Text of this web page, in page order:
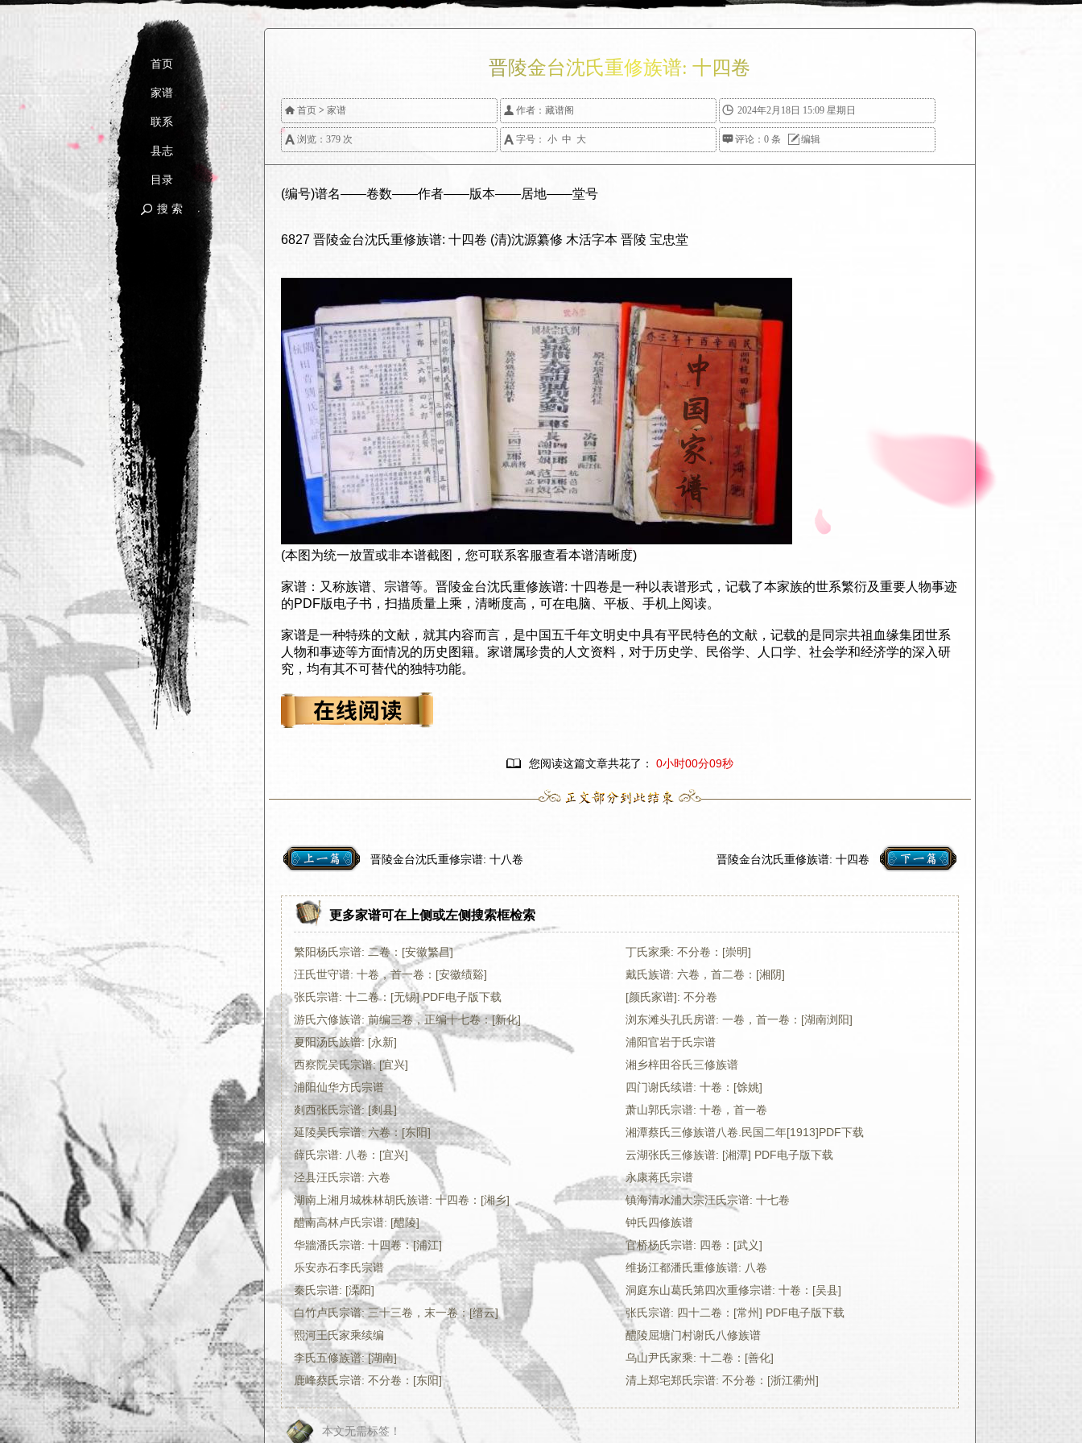
首页
家谱
联系
县志
目录
 搜 索
晋陵金台沈氏重修族谱: 十四卷
 首页 > 家谱  作者： 藏谱阁  2024年2月18日 15:09 星期日
 浏览：379 次  字号： 小 中 大 评论：0 条 编辑
(编号)谱名——卷数——作者——版本——居地——堂号
6827 晋陵金台沈氏重修族谱: 十四卷 (清)沈源纂修 木活字本 晋陵 宝忠堂
(本图为统一放置或非本谱截图，您可联系客服查看本谱清晰度)
家谱：又称族谱、宗谱等。晋陵金台沈氏重修族谱: 十四卷是一种以表谱形式，记载了本家族的世系繁衍及重要人物事迹
的PDF版电子书，扫描质量上乘，清晰度高，可在电脑、平板、手机上阅读。
家谱是一种特殊的文献，就其内容而言，是中国五千年文明史中具有平民特色的文献，记载的是同宗共祖血缘集团世系
人物和事迹等方面情况的历史图籍。家谱属珍贵的人文资料，对于历史学、民俗学、人口学、社会学和经济学的深入研
究，均有其不可替代的独特功能。
 您阅读这篇文章共花了： 0小时00分09秒
晋陵金台沈氏重修宗谱: 十八卷 晋陵金台沈氏重修族谱: 十四卷
更多家谱可在上侧或左侧搜索框检索
繁阳杨氏宗谱: 二卷：[安徽繁昌]
丁氏家乘: 不分卷：[崇明]
汪氏世守谱: 十卷，首一卷：[安徽绩谿]
戴氏族谱: 六卷，首二卷：[湘阴]
张氏宗谱: 十二卷：[无锡] PDF电子版下载
[颜氏家谱]: 不分卷
游氏六修族谱: 前编三卷，正编十七卷：[新化]
浏东滩头孔氏房谱: 一卷，首一卷：[湖南浏阳]
夏阳汤氏族谱: [永新]
浦阳官岩于氏宗谱
西察院吴氏宗谱: [宜兴]
湘乡梓田谷氏三修族谱
浦阳仙华方氏宗谱
四门谢氏续谱: 十卷：[馀姚]
剡西张氏宗谱: [剡县]
萧山郭氏宗谱: 十卷，首一卷
延陵吴氏宗谱: 六卷：[东阳]
湘潭蔡氏三修族谱八卷.民国二年[1913]PDF下载
薛氏宗谱: 八卷：[宜兴]
云湖张氏三修族谱: [湘潭] PDF电子版下载
泾县汪氏宗谱: 六卷
永康蒋氏宗谱
湖南上湘月城株林胡氏族谱: 十四卷：[湘乡]
镇海清水浦大宗汪氏宗谱: 十七卷
醴南高林卢氏宗谱: [醴陵]
钟氏四修族谱
华牆潘氏宗谱: 十四卷：[浦江]
官桥杨氏宗谱: 四卷：[武义]
乐安赤石李氏宗谱
维扬江都潘氏重修族谱: 八卷
秦氏宗谱: [溧阳]
洞庭东山葛氏第四次重修宗谱: 十卷：[吴县]
白竹卢氏宗谱: 三十三卷，末一卷：[缙云]
张氏宗谱: 四十二卷：[常州] PDF电子版下载
熙河王氏家乘续编
醴陵屈塘门村谢氏八修族谱
李氏五修族谱: [湖南]
乌山尹氏家乘: 十二卷：[善化]
鹿峰蔡氏宗谱: 不分卷：[东阳]
清上郑宅郑氏宗谱: 不分卷：[浙江衢州]
本文无需标签！